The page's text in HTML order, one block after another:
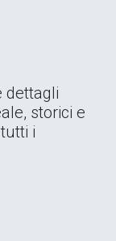
dettagli
storici e
i